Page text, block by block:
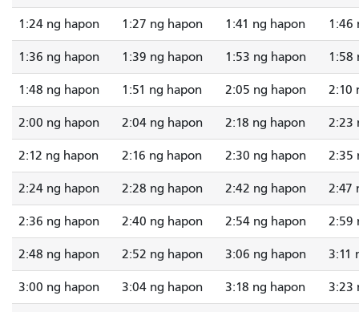
1:24 ng hapon 1:27 ng hapon 1:41 ng hapon 1:46
1:36 ng hapon 1:39 ng hapon 1:53 ng hapon 1:58
1:48 ng hapon 1:51 ng hapon 2:05 ng hapon 2:10
2:00 ng hapon 2:04 ng hapon 2:18 ng hapon 2:23
2:12 ng hapon 2:16 ng hapon 2:30 ng hapon 2:35
2:24 ng hapon 2:28 ng hapon 2:42 ng hapon 2:47
2:36 ng hapon 2:40 ng hapon 2:54 ng hapon 2:59
2:48 ng hapon 2:52 ng hapon 3:06 ng hapon 3:11
3:00 ng hapon 3:04 ng hapon 3:18 ng hapon 3:23